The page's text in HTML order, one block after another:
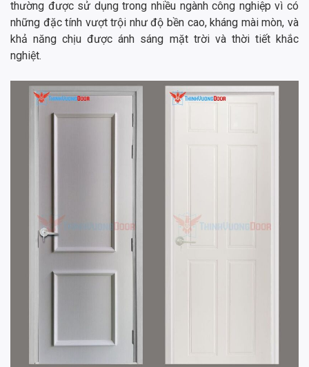
thường được sử dụng trong nhiều ngành công nghiệp vì có
những đặc tính vượt trội như độ bền cao, kháng mài mòn, và
khả năng chịu được ánh sáng mặt trời và thời tiết khắc
nghiệt.